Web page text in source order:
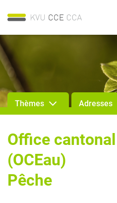
Thèmes Adresses
Office
(OCEau)
Pêche